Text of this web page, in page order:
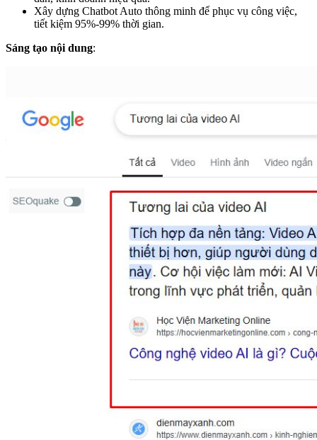
Xây dựng Chatbot Auto thông minh để phục vụ công việc,
tiết kiệm 95%-99% thời gian.
Sáng tạo nội dung: